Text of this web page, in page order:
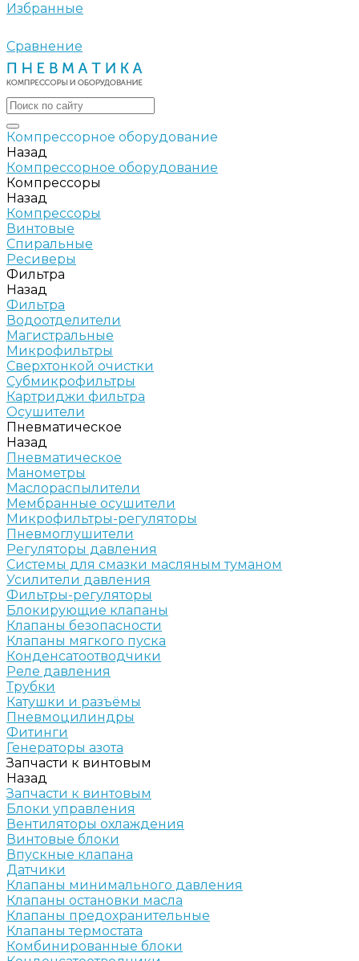
Избранные
Сравнение
Компрессорное оборудование
Назад
Компрессорное оборудование
Компрессоры
Назад
Компрессоры
Винтовые
Спиральные
Ресиверы
Фильтра
Назад
Фильтра
Водоотделители
Магистральные
Микрофильтры
Сверхтонкой очистки
Субмикрофильтры
Картриджи фильтра
Осушители
Пневматическое
Назад
Пневматическое
Манометры
Маслораспылители
Мембранные осушители
Микрофильтры-регуляторы
Пневмоглушители
Регуляторы давления
Системы для смазки масляным туманом
Усилители давления
Фильтры-регуляторы
Блокирующие клапаны
Клапаны безопасности
Клапаны мягкого пуска
Конденсатоотводчики
Реле давления
Трубки
Катушки и разъёмы
Пневмоцилиндры
Фитинги
Генераторы азота
Запчасти к винтовым
Назад
Запчасти к винтовым
Блоки управления
Вентиляторы охлаждения
Винтовые блоки
Впускные клапана
Датчики
Клапаны минимального давления
Клапаны остановки масла
Клапаны предохранительные
Клапаны термостата
Комбинированные блоки